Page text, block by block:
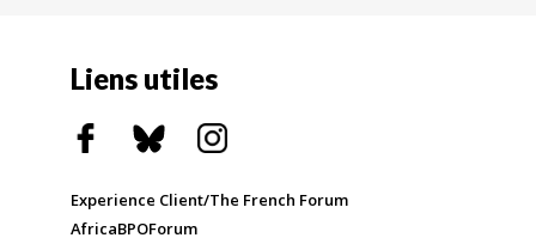
Liens utiles
Experience Client/The French Forum
AfricaBPOForum